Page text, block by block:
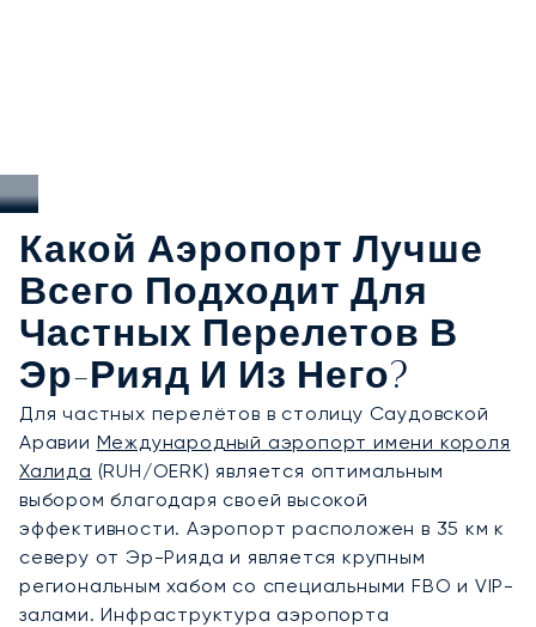
Какой Аэропорт Лучше
Всего Подходит Для
Частных Перелетов В
Эр-Рияд И Из Него?
Для частных перелётов в столицу Саудовской
Аравии Международный аэропорт имени короля
Халида (RUH/OERK) является оптимальным
выбором благодаря своей высокой
эффективности. Аэропорт расположен в 35 км к
северу от Эр-Рияда и является крупным
региональным хабом со специальными FBO и VIP-
залами. Инфраструктура аэропорта